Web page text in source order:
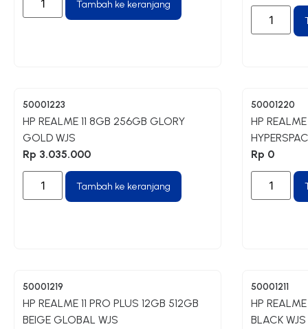
Tambah ke keranjang
50001223
HP REALME 11 8GB 256GB GLORY
GOLD WJS
Rp 3.035.000
Tambah ke keranjang
50001220
HP
Rp 0
50001219
HP REALME 11 PRO PLUS 12GB 512GB
BEIGE GLOBAL WJS
50001211
HP
BLACK WJS